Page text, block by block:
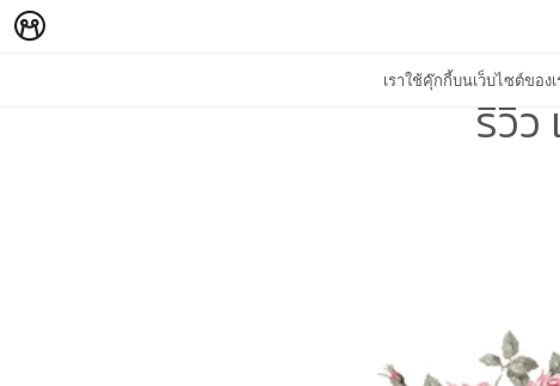
เราใช้คุ๊กกี้บนเว็บไซต์ขอ
รีวิว